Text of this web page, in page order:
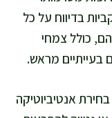
בדיווח על כל
כולל צמחי
בעייתיים מראש.
אנטיביוטיקה